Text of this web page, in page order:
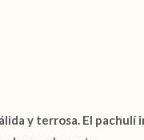
y terrosa. El